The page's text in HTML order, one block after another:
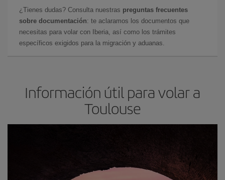
¿Tienes dudas? Consulta nuestras preguntas frecuentes
sobre documentación: te aclaramos los documentos que
necesitas para volar con Iberia, así como los trámites
específicos exigidos para la migración y aduanas.
Información útil para volar a
Toulouse